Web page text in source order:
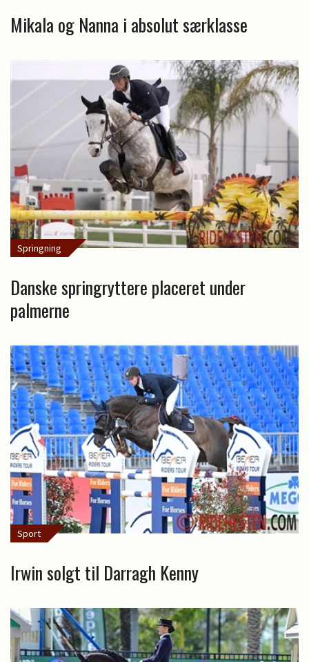
Mikala og Nanna i absolut særklasse
Springning
Danske springryttere placeret under
palmerne
Sport
Irwin solgt til Darragh Kenny